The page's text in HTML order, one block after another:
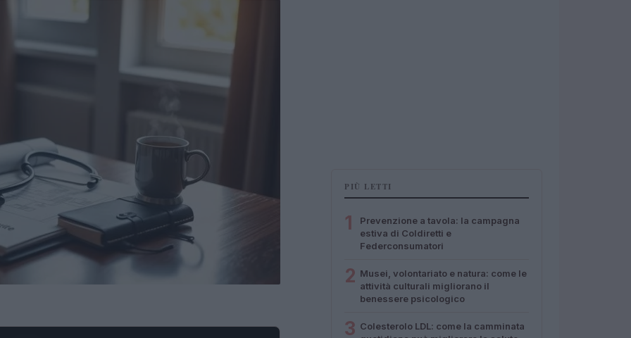
PIÙ LETTI
1
Prevenzione a tavola: la campagna
estiva di Coldiretti e
Federconsumatori
2 Musei, volontariato e natura: come le
attività culturali migliorano il
benessere psicologico
3 Colesterolo LDL: come la camminata